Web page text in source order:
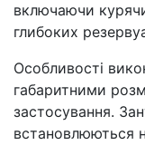
включаючи
глибоких
Особливості
габаритними
застосування.
встановлюються